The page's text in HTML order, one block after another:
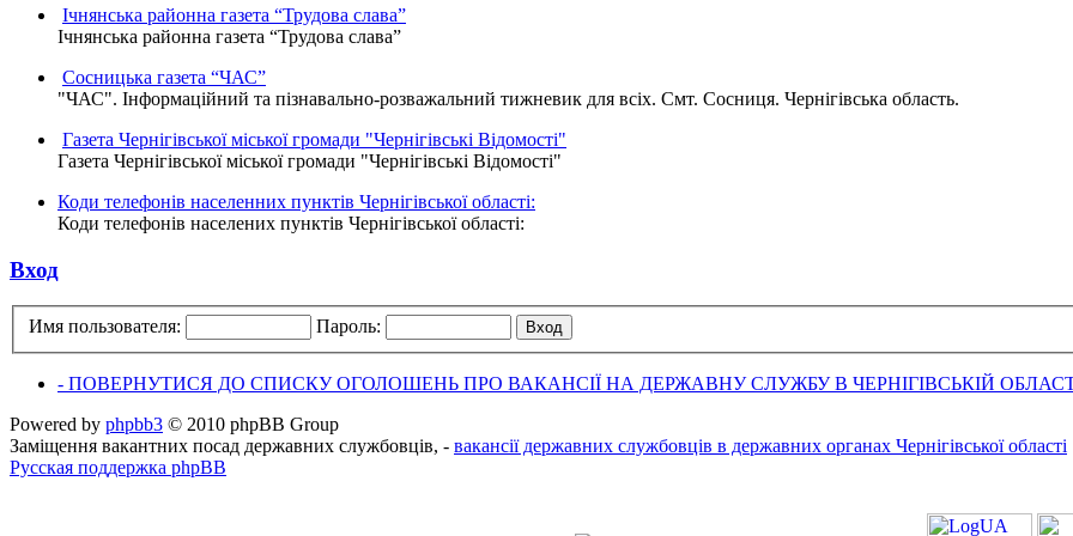
Ічнянська районна газета “Трудова слава”
Ічнянська районна газета “Трудова слава”
Сосницька газета “ЧАС”
"ЧАС". Інформаційний та пізнавально-розважальний тижневик для всіх. Смт. Сосниця. Чернігівська область.
Газета Чернігівської міської громади "Чернігівські Відомості"
Газета Чернігівської міської громади "Чернігівські Відомості"
Коди телефонів населенних пунктів Чернігівської області:
Коди телефонів населених пунктів Чернігівської області:
Вход
Имя пользователя: Пароль:
- ПОВЕРНУТИСЯ ДО СПИСКУ ОГОЛОШЕНЬ ПРО ВАКАНСІЇ НА ДЕРЖАВНУ СЛУЖБУ В ЧЕРНІГІВСЬКІЙ
Powered by phpbb3 © 2010 phpBB Group
Заміщення вакантних посад державних службовців, - вакансії державних службовців в державних органах Чернігівської області
Русская поддержка phpBB